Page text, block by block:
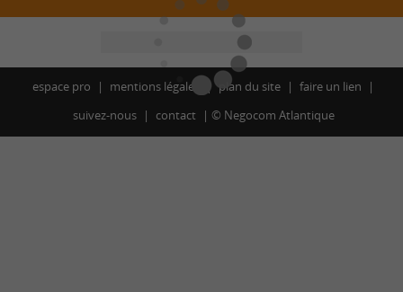
espace pro mentions légales plan du site
faire un lien
suivez-nous
contact © Negocom Atlantique